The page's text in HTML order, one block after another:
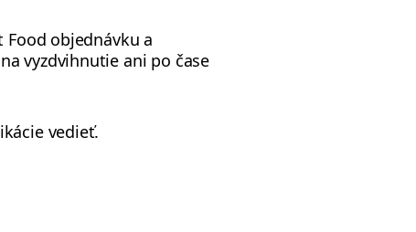
objednávku a
vyzdvihnutie ani po čase
vedieť.